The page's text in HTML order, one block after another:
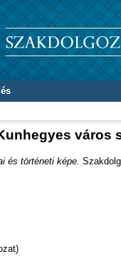
város
és történeti képe.